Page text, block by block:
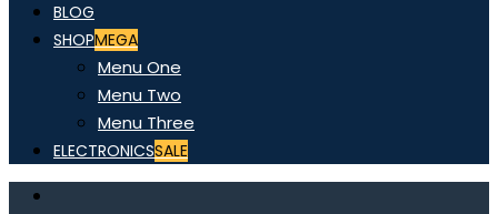
BLOG
SHOPMEGA
Menu One
Menu Two
Menu Three
ELECTRONICSSALE